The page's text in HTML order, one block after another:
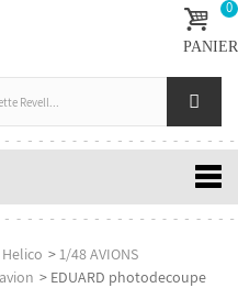
0
PANIER
>1/48 AVIONS
> EDUARD photodecoupe